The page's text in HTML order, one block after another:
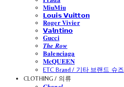
𝐌𝐢𝐮𝐌𝐢𝐮
𝗟𝗼𝘂𝗶𝘀 𝗩𝘂𝗶𝘁𝘁𝗼𝗻
𝐑𝐨𝐠𝐞𝐫 𝐕𝐢𝐯𝐢𝐞𝐫
𝗩𝗮𝗹𝗻𝘁𝗶𝗻𝗼
𝐆𝐮𝐜𝐜𝐢
𝑻𝒉𝒆 𝑹𝒐𝒘
𝐁𝐚𝐥𝐞𝐧𝐜𝐢𝐚𝐠𝐚
𝐌𝐜𝐐𝐔𝐄𝐄𝐍
ETC Brand / 기타 브랜드 슈즈
CLOTHING / 의류